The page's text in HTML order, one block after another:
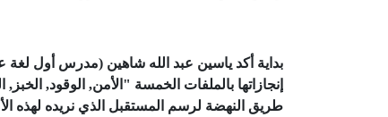
بداية أكد ياسين عبد الله شاهين (مدرس أول
إنجازاتها بالملفات الخمسة "الأمن, الوقود,
طريق النهضة لرسم المستقبل الذي نريده لهذه